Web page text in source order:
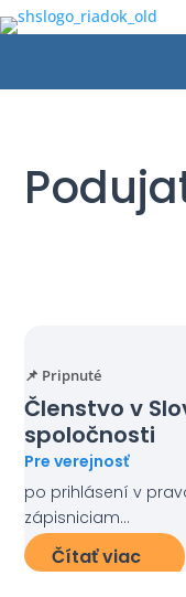
📌 Pripnuté
Členstvo v
spoločnosti
Pre verejnosť
po prihlásení v
zápisniciam...
Čítať viac